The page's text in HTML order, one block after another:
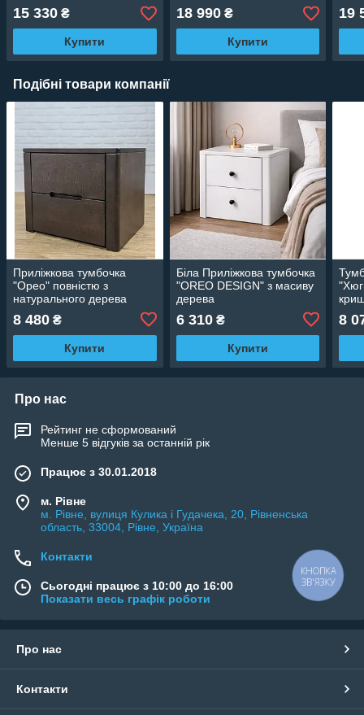
15 330 ₴
Купити
18 990₴
Купити
19
Подібні товари компанії
Приліжкова тумбочка
"Орео" повністю з
натурального дерева
8 480 ₴
Купити
Біла Приліжкова тумбочка
"OREO DESIGN" з масиву
дерева
6 310₴
Купити
8
Про нас
Рейтинг не сформований
Менше 5 відгуків за останній рік
Працює з 30.01.2018
м. Рівне
м. Рівне, вулиця Кулика і Гудачека, 20, Рівненська
область, 33004, Рівне, Україна
Контакти
Сьогодні працює з 10:00 до 16:00
Показати весь графік роботи
Про нас
Контакти
КНОПКА
ЗВ'ЯЗКУ